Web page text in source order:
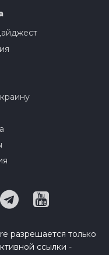
разрешается только
ссылки -